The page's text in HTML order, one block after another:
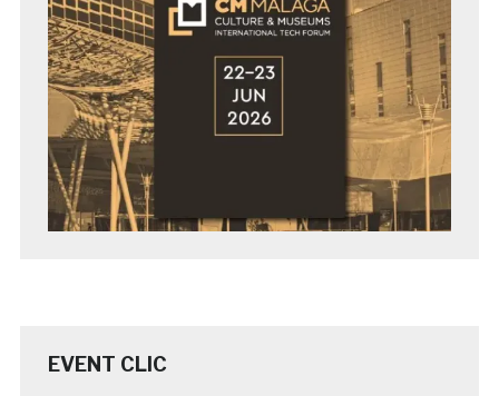
EVENT CLIC